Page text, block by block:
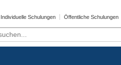
Individuelle Schulungen Öffentliche Schulungen